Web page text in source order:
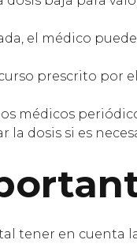
el médico
prescrito por
médicos
dosis si es
tener en cuenta